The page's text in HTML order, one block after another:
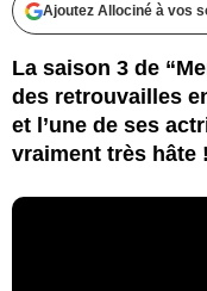
Ajoutez Allociné à vos
La saison 3 de
des retrouvailles
et l’une de ses
vraiment très hâte !